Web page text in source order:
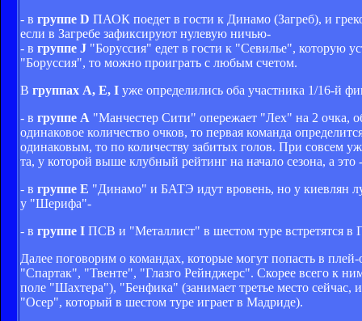
- в группе D ПАОК поедет в гости к Динамо (Загреб), и
если в Загребе зафиксируют нулевую ничью-
- в группе J "Боруссия" едет в гости к "Севилье", которую
"Боруссия", то можно проиграть с любым счетом.
В группах А, Е, I уже определились оба участника 1/16-й
- в группе А "Манчестер Сити" опережает "Лех" на 2 очка,
одинаковое количество очков, то первая команда
одинаковым, то по количеству забитых голов. При совсем
та, у которой выше клубный рейтинг на начало сезона, а
- в группе Е "Динамо" и БАТЭ идут вровень, но у киевлян
у "Шерифа"-
- в группе I ПСВ и "Металлист" в шестом туре встретятся в
Далее поговорим о командах, которые могут попасть в
"Спартак", "Твенте", "Глазго Рейнджерс". Скорее всего к
поле "Шахтера"), "Бенфика" (занимает третье место
"Осер", который в шестом туре играет в Мадриде).